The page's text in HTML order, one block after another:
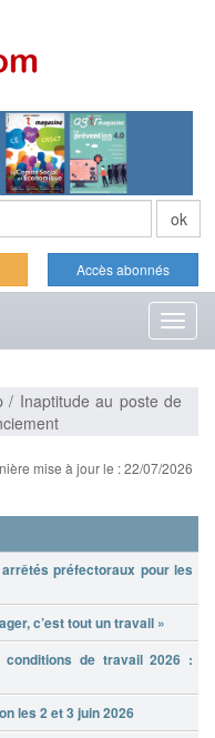
Accès abonnés
/ Inaptitude au poste de
mise à jour le : 22/07/2026
préfectoraux pour les
c’est tout un travail »
de travail 2026 :
les 2 et 3 juin 2026